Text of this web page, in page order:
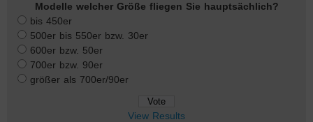
Modelle welcher Größe fliegen Sie hauptsächlich?
bis 450er
500er bis 550er bzw. 30er
600er bzw. 50er
700er bzw. 90er
größer als 700er/90er
View Results